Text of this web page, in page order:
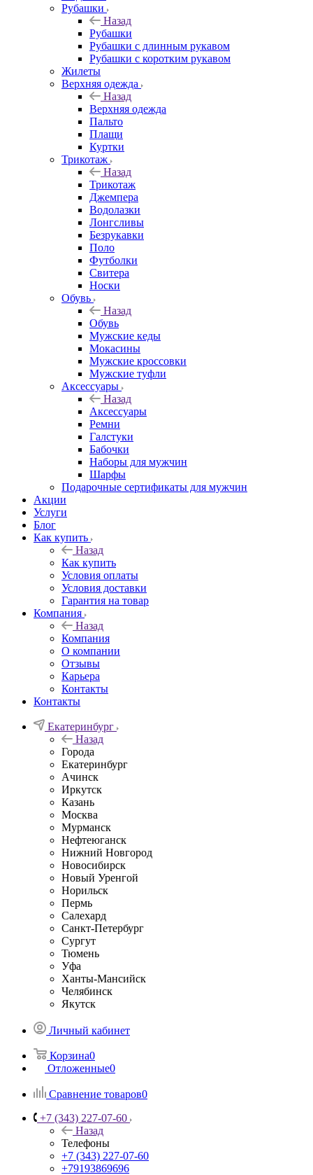
Рубашки
Назад
Рубашки
Рубашки с длинным рукавом
Рубашки с коротким рукавом
Жилеты
Верхняя одежда
Назад
Верхняя одежда
Пальто
Плащи
Куртки
Трикотаж
Назад
Трикотаж
Джемпера
Водолазки
Лонгсливы
Безрукавки
Поло
Футболки
Свитера
Носки
Обувь
Назад
Обувь
Мужские кеды
Мокасины
Мужские кроссовки
Мужские туфли
Аксессуары
Назад
Аксессуары
Ремни
Галстуки
Бабочки
Наборы для мужчин
Шарфы
Подарочные сертификаты для мужчин
Акции
Услуги
Блог
Как купить
Назад
Как купить
Условия оплаты
Условия доставки
Гарантия на товар
Компания
Назад
Компания
О компании
Отзывы
Карьера
Контакты
Контакты
Екатеринбург
Назад
Города
Екатеринбург
Ачинск
Иркутск
Казань
Москва
Мурманск
Нефтеюганск
Нижний Новгород
Новосибирск
Новый Уренгой
Норильск
Пермь
Салехард
Санкт-Петербург
Сургут
Тюмень
Уфа
Ханты-Мансийск
Челябинск
Якутск
Личный кабинет
Корзина0
Отложенные0
Сравнение товаров0
+7 (343) 227-07-60
Назад
Телефоны
+7 (343) 227-07-60
+79193869696